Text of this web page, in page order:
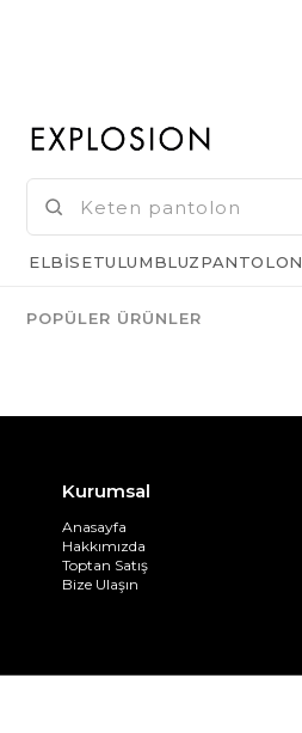
Kurumsal
Anasayfa
Hakkımızda
Toptan Satış
Bize Ulaşın
ELBISETULUMBLUZPANTOLON
POPÜLER ÜRÜNLER